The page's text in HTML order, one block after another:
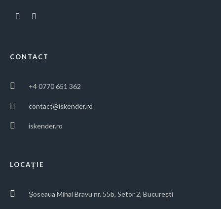
CONTACT
+4 0770 651 362
contact@iskender.ro
iskender.ro
LOCAȚIE
Șoseaua Mihai Bravu nr. 55b, Setor 2, București